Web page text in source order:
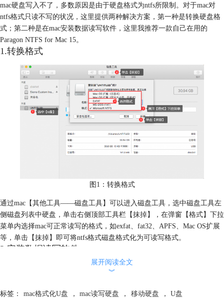
mac硬盘写入不了，多数原因是由于硬盘格式为ntfs所限制。对于mac对
ntfs格式只读不写的状况，这里提供两种解决方案，第一种是转换硬盘格
式；第二种是在mac安装数据读写软件，这里我推荐一款自己在用的
Paragon NTFS for Mac 15。
1.转换格式
图1：转换格式
通过mac【其他工具——磁盘工具】可以进入磁盘工具，选中磁盘工具左
侧磁盘列表中硬盘，单击右侧顶部工具栏【抹掉】，在弹窗【格式】下拉
菜单内选择mac可正常读写的格式，如exfat、fat32、APFS、Mac OS扩展
等，单击【抹掉】即可将ntfs格式磁盘格式化为可读写格式。
2.安装数据读写软件
展开阅读全文
︾
标签： mac格式化U盘 ， mac读写硬盘 ， 移动硬盘 ， U盘